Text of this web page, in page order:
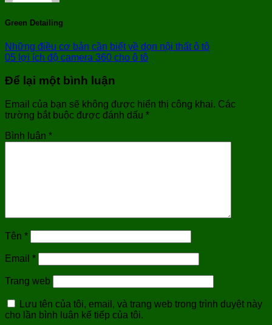
Green Detailing
Những điều cơ bản cần biết về dọn nội thất ô tô
05 lợi ích độ camera 360 cho ô tô
Để lại một bình luận
Email của bạn sẽ không được hiển thị công khai. Các
trường bắt buộc được đánh dấu *
Bình luận *
Tên *
Email *
Trang web
Lưu tên của tôi, email, và trang web trong trình duyệt này
cho lần bình luận kế tiếp của tôi.